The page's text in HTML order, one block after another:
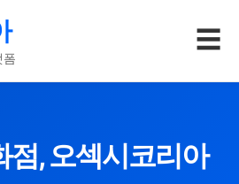
폼
☰
점, 오섹시코리아